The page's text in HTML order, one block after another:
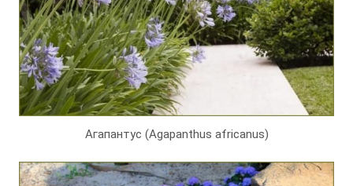
Агапантус (Agapanthus africanus)